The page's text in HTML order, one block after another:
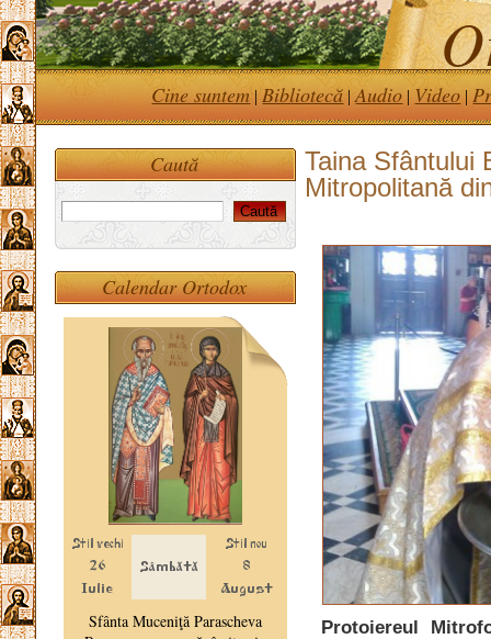
Cine suntem | Bibliotecă |Audio | Video |
Taina Sfântului
Mitropolitană
Protoiereul
Caută
Calendar Ortodox